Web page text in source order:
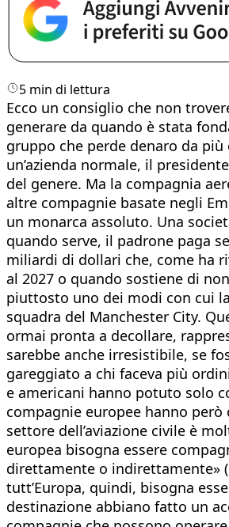
5 min di lettura
Ecco un consiglio che non
generare da quando è stata
gruppo che perde denaro da
un’azienda normale, il
del genere. Ma la compagnia
altre compagnie basate negli
un monarca assoluto. Una
quando serve, il padrone paga
miliardi di dollari che, come ha
al 2027 o quando sostiene di
piuttosto uno dei modi con cui
squadra del Manchester City.
ormai pronta a decollare,
sarebbe anche irresistibile, se
gareggiato a chi faceva più
e americani hanno potuto solo
compagnie europee hanno
settore dell’aviazione civile è
europea bisogna essere
direttamente o indirettamente»
tutt’Europa, quindi, bisogna
destinazione abbiano fatto un